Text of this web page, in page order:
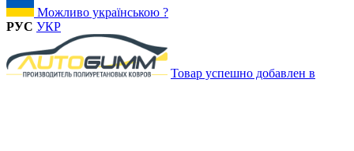
Можливо українською ?
РУС УКР
Товар успешно добавлен в